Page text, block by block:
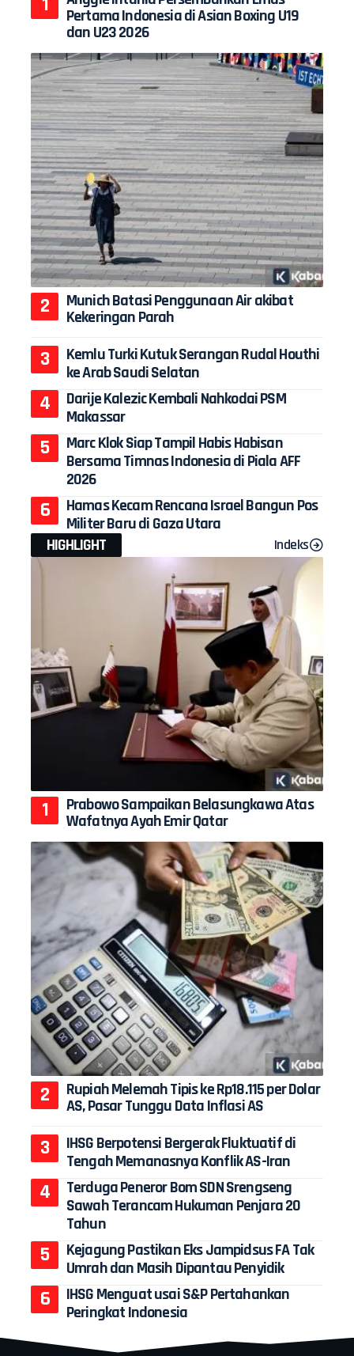
Pertama Indonesia di Asian Boxing U19
dan U23 2026
Munich Batasi Penggunaan Air akibat
Kekeringan Parah
Kemlu Turki Kutuk Serangan Rudal Houthi
ke Arab Saudi Selatan
Darije Kalezic Kembali Nahkodai PSM
Makassar
Marc Klok Siap Tampil Habis Habisan
Bersama Timnas Indonesia di Piala AFF
2026
Hamas Kecam Rencana Israel Bangun Pos
Militer Baru di Gaza Utara
HIGHLIGHT
Indeks
Prabowo Sampaikan Belasungkawa Atas
Wafatnya Ayah Emir Qatar
Rupiah Melemah Tipis ke Rp18.115 per Dolar
AS, Pasar Tunggu Data Inflasi AS
IHSG Berpotensi Bergerak Fluktuatif di
Tengah Memanasnya Konflik AS-Iran
Terduga Peneror Bom SDN Srengseng
Sawah Terancam Hukuman Penjara 20
Tahun
Kejagung Pastikan Eks Jampidsus FA Tak
Umrah dan Masih Dipantau Penyidik
IHSG Menguat usai S&P Pertahankan
Peringkat Indonesia